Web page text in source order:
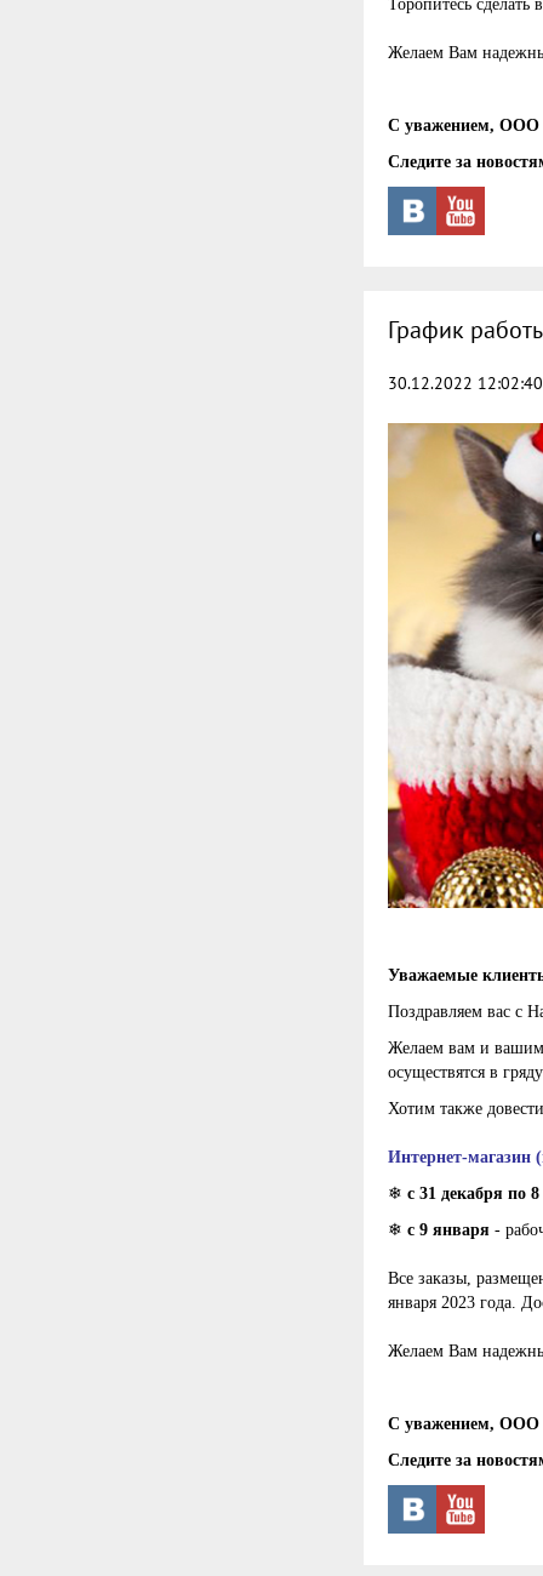
Торопитесь сделать
Желаем Вам
С уважением, ООО
Следите за
График
30.12.2022 12:02:40
Уважаемые
Поздравляем вас с
Желаем вам и вашим
осуществятся в
Хотим также
Интернет-магазин
❄ с 31 декабря по
❄ с 9 января -
Все заказы,
января 2023 года.
Желаем Вам
С уважением, ООО
Следите за